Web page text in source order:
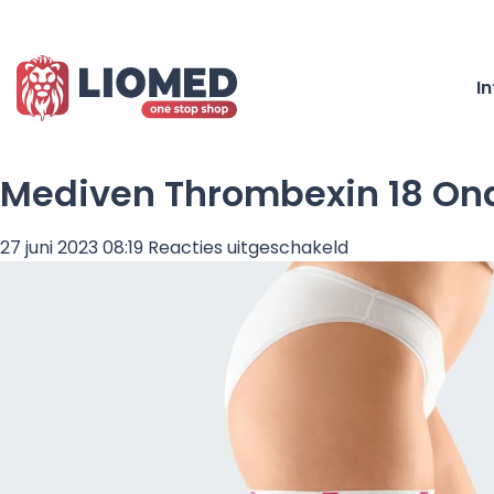
Mediven Thrombexin 18
27 juni 2023 08:19 Reacties uitgeschakeldvoor
Mediven
Thrombexin
18
Onderbeenkous